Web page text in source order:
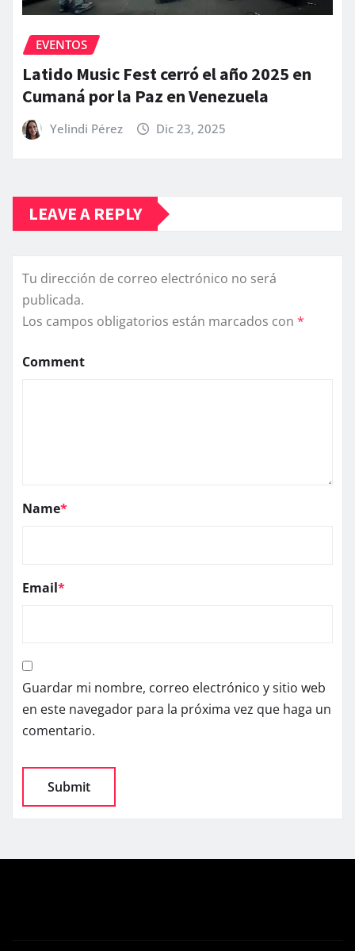
EVENTOS
Latido Music Fest cerró el año 2025 en
Cumaná por la Paz en Venezuela
Yelindi Pérez Dic 23, 2025
LEAVE A REPLY
Tu dirección de correo electrónico no será
publicada.
Los campos obligatorios están marcados con *
Comment
Name*
Email*
Guardar mi nombre, correo electrónico y sitio web
en este navegador para la próxima vez que haga un
comentario.